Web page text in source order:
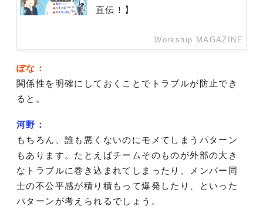
直伝！】
Workship MAGAZINE
ぽな：
関係性を明確にしておくことでトラブルが防止でき
ると。
河野：
もちろん、誰も悪くないのにモメてしまうパターン
もあります。たとえばチームそのものが外部の大き
なトラブルに巻き込まれてしまったり、メンバー同
士の不公平感が積り積もって爆発したり、といった
パターンが考えられるでしょう。